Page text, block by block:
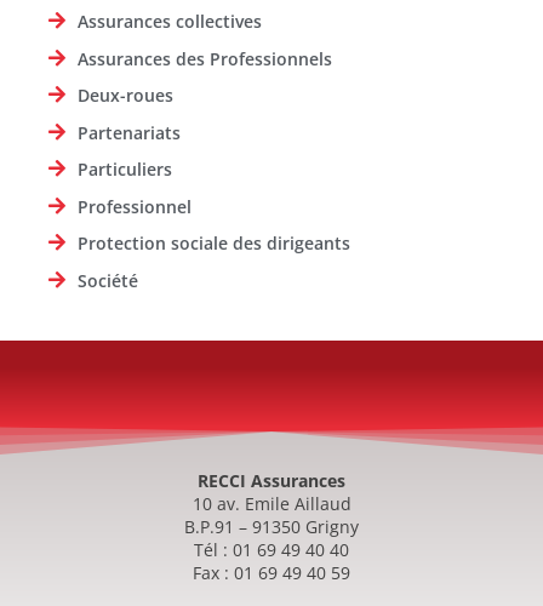
Assurances collectives
Assurances des Professionnels
Deux-roues
Partenariats
Particuliers
Professionnel
Protection sociale des dirigeants
Société
RECCI Assurances
10 av. Emile Aillaud
B.P.91 – 91350 Grigny
Tél : 01 69 49 40 40
Fax : 01 69 49 40 59